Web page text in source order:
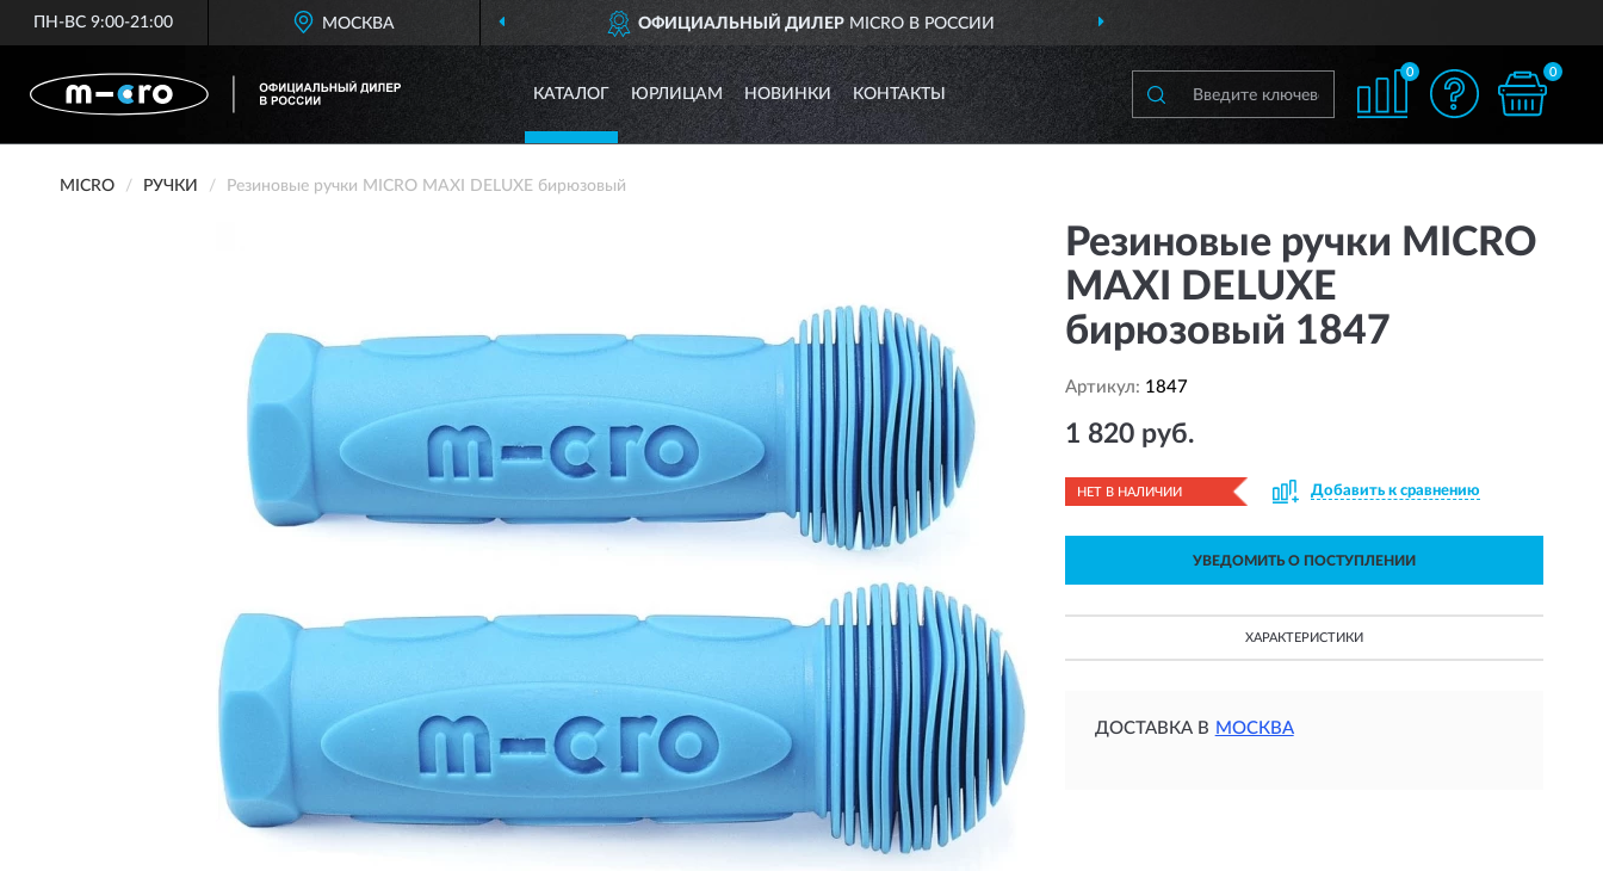
ПН-ВС 9:00-21:00 МОСКВА ОФИЦИАЛЬНЫЙ ДИЛЕР MICRO В РОССИИ
КАТАЛОГ ЮРЛИЦАМ НОВИНКИ КОНТАКТЫ
0 0
MICRO РУЧКИ Резиновые ручки MICRO MAXI DELUXE бирюзовый
Резиновые ручки MICRO
MAXI DELUXE
бирюзовый 1847
Артикул: 1847
1 820 руб.
НЕТ В НАЛИЧИИ Добавить к сравнению
УВЕДОМИТЬ О ПОСТУПЛЕНИИ
ХАРАКТЕРИСТИКИ
ДОСТАВКА В МОСКВА